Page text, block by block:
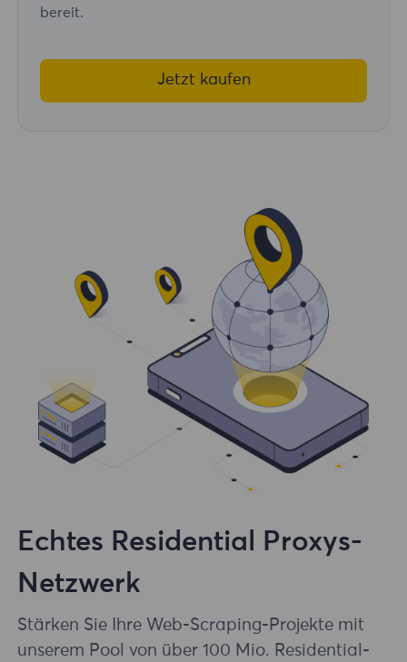
bereit.
Jetzt kaufen
Echtes Residential Proxys-
Netzwerk
Stärken Sie Ihre Web-Scraping-Projekte mit
unserem Pool von über 100 Mio. Residential-